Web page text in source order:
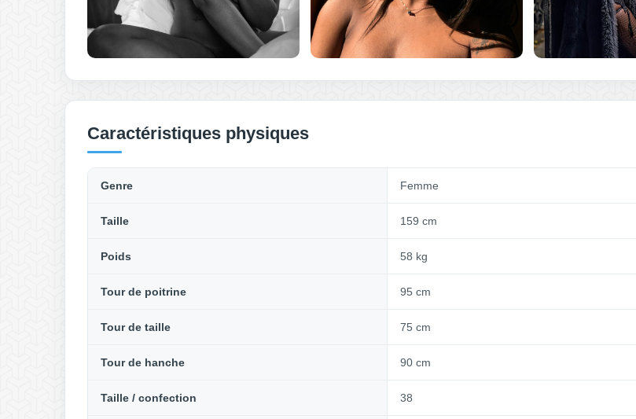
Caractéristiques physiques
Genre Femme
Taille 159 cm
Poids 58 kg
Tour de poitrine 95 cm
Tour de taille 75 cm
Tour de hanche 90 cm
Taille / confection 38